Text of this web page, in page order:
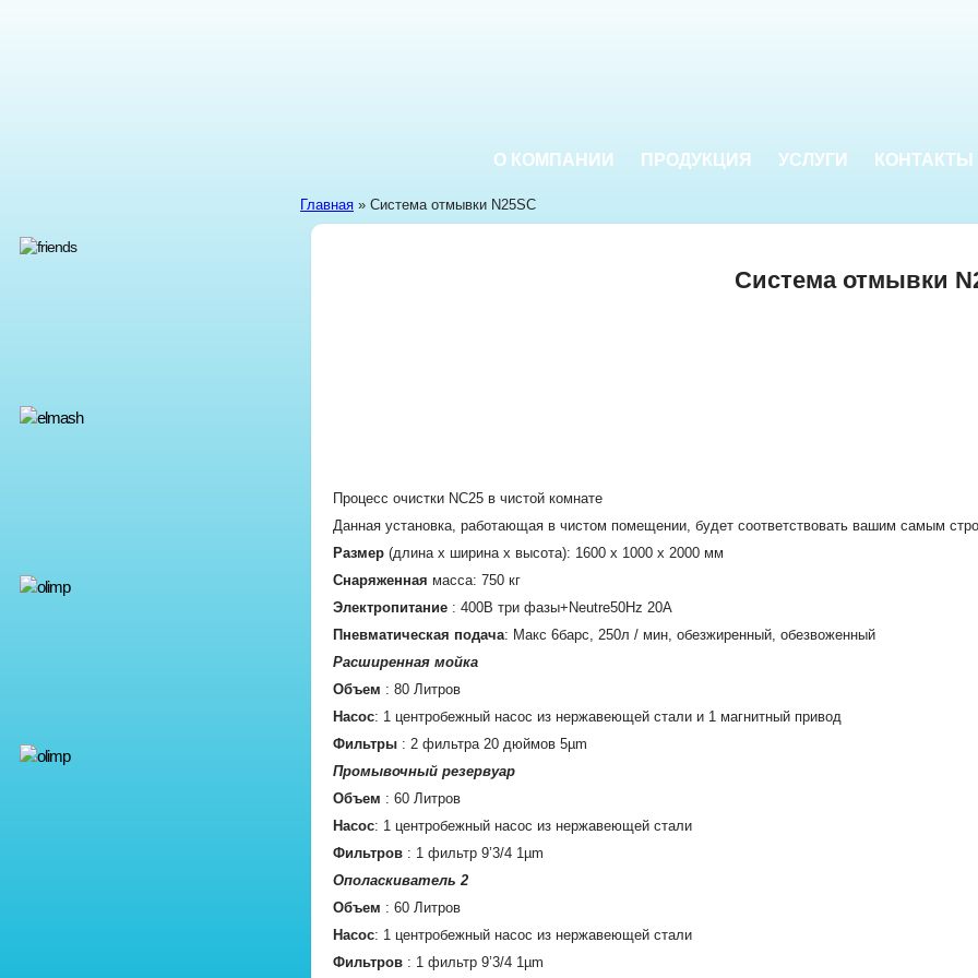
О КОМПАНИИ ПРОДУКЦИЯ УСЛУГИ КОНТАКТЫ
Главная » Система отмывки N25SC
Система отмывки
Процесс очистки NC25 в чистой комнате
Данная установка, работающая в чистом помещении, будет соответствовать вашим самым
Размер (длина х ширина х высота): 1600 х 1000 х 2000 мм
Снаряженная масса: 750 кг
Электропитание : 400В три фазы+Neutre50Hz 20А
Пневматическая подача: Макс 6барс, 250л / мин, обезжиренный, обезвоженный
Расширенная мойка
Объем : 80 Литров
Насос: 1 центробежный насос из нержавеющей стали и 1 магнитный привод
Фильтры : 2 фильтра 20 дюймов 5µm
Промывочный резервуар
Объем : 60 Литров
Насос: 1 центробежный насос из нержавеющей стали
Фильтров : 1 фильтр 9’3/4 1µm
Ополаскиватель 2
Объем : 60 Литров
Насос: 1 центробежный насос из нержавеющей стали
Фильтров : 1 фильтр 9’3/4 1µm